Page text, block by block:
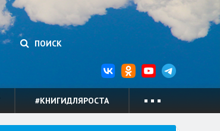
ПОИСК
#КНИГИДЛЯРОСТА